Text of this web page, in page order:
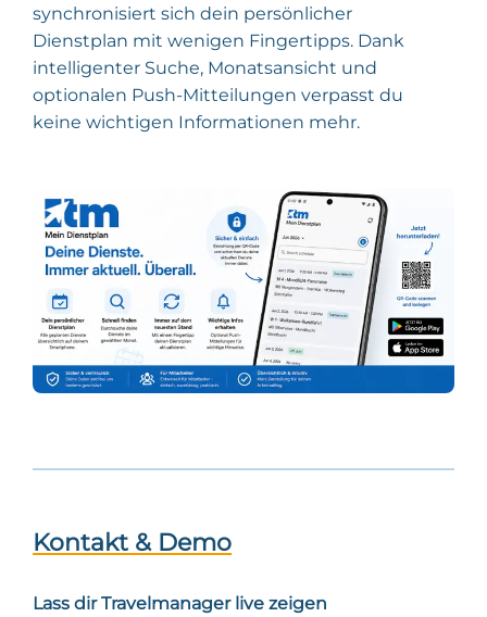
synchronisiert sich dein persönlicher
Dienstplan mit wenigen Fingertipps. Dank
intelligenter Suche, Monatsansicht und
optionalen Push-Mitteilungen verpasst du
keine wichtigen Informationen mehr.
Kontakt & Demo
Lass dir Travelmanager live zeigen